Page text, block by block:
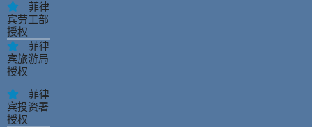
菲律
宾劳工部
授权
菲律
宾旅游局
授权
菲律
宾投资署
授权